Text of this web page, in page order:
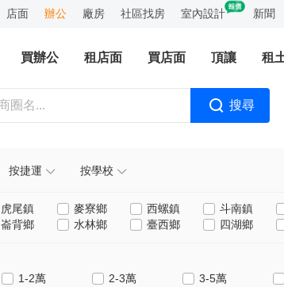
店面 辦公 廠房 社區找房 室內設計 新聞
買辦公 租店面 買店面 頂讓 租
搜尋
按捷運 按學校
虎尾鎮 麥寮鄉 西螺鎮 斗南鎮
崙背鄉 水林鄉 臺西鄉 四湖鄉
1-2萬 2-3萬 3-5萬